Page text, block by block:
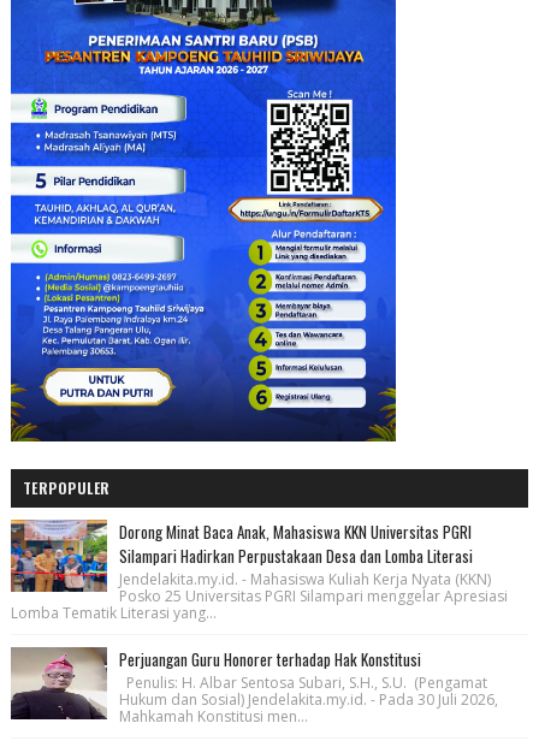
TERPOPULER
Dorong Minat Baca Anak, Mahasiswa KKN Universitas PGRI
Silampari Hadirkan Perpustakaan Desa dan Lomba Literasi
Jendelakita.my.id. - Mahasiswa Kuliah Kerja Nyata (KKN)
Posko 25 Universitas PGRI Silampari menggelar Apresiasi
Lomba Tematik Literasi yang...
Perjuangan Guru Honorer terhadap Hak Konstitusi
Penulis: H. Albar Sentosa Subari, S.H., S.U. (Pengamat
Hukum dan Sosial) Jendelakita.my.id. - Pada 30 Juli 2026,
Mahkamah Konstitusi men...